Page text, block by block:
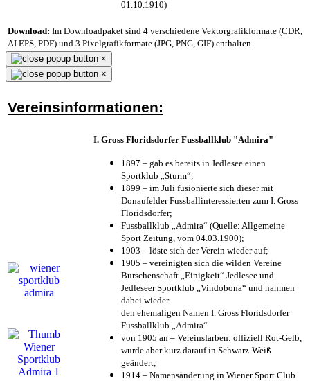
01.10.1910)
Download: Im Downloadpaket sind 4 verschiedene Vektorgrafikformate (CDR,
AI EPS, PDF) und 3 Pixelgrafikformate (JPG, PNG, GIF) enthalten.
×
×
Vereinsinformationen:
I. Gross Floridsdorfer Fussballklub "Admira"
1897 – gab es bereits in Jedlesee einen
Sportklub „Sturm“;
1899 – im Juli fusionierte sich dieser mit
Donaufelder Fussballinteressierten zum I. Gross
Floridsdorfer;
Fussballklub „Admira“ (Quelle: Allgemeine
Sport Zeitung, vom 04.03.1900);
1903 – löste sich der Verein wieder auf;
1905 – vereinigten sich die wilden Vereine
Burschenschaft „Einigkeit“ Jedlesee und
Jedleseer Sportklub „Vindobona“ und nahmen
dabei wieder
den ehemaligen Namen I. Gross Floridsdorfer
Fussballklub „Admira“
von 1905 an – Vereinsfarben: offiziell Rot-Gelb,
wurde aber kurz darauf in Schwarz-Weiß
geändert;
1914 – Namensänderung in Wiener Sport Club